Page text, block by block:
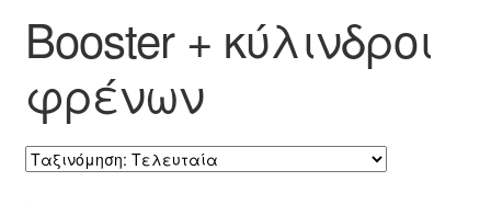
Καροτσάκι
Μεταφορά
Ο λογαριασμός μου
Booster + κύλινδροι
φρένων